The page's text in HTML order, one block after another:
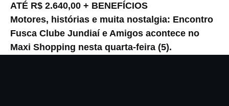
ATÉ R$ 2.640,00 + BENEFÍCIOS
Motores, histórias e muita nostalgia: Encontro
Fusca Clube Jundiaí e Amigos acontece no
Maxi Shopping nesta quarta-feira (5).